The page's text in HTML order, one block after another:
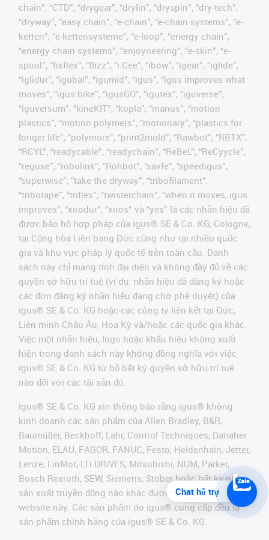
chain”, “CTD”, “drygear”, “drylin”, “dryspin”, “dry-tech”,
“dryway”, “easy chain”, “e-chain”, “e-chain systems”, “e-
ketten”, “e-kettensysteme”, “e-loop”, “energy chain”,
“energy chain systems”, “enjoyneering”, “e-skin”, “e-
spool”, “fixflex”, “flizz”, “i.Cee”, “ibow”, “igear”, “iglide”,
“iglidur”, “igubal”, “igumid”, “igus”, “igus improves what
moves”, “igus:bike”, “igusGO”, “igutex”, “iguverse”,
“iguversum”, “kineKIT”, “kopla”, “manus”, “motion
plastics”, “motion polymers”, “motionary”, “plastics for
longer life”, “polymore”, “print2mold”, “Rawbot”, “RBTX”,
“RCYL”, “readycable”, “readychain”, “ReBeL”, “ReCyycle”,
“reguse”, “robolink”, “Rohbot”, “savfe”, “speedigus”,
“superwise”, “take the dryway”, “tribofilament”,
“tribotape”, “triflex”, “twisterchain”, “when it moves, igus
improves”, “xirodur”, “xiros” và “yes” là các nhãn hiệu đã
được bảo hộ hợp pháp của igus® SE & Co. KG, Cologne,
tại Cộng hòa Liên bang Đức cũng như tại nhiều quốc
gia và khu vực pháp lý quốc tế trên toàn cầu. Danh
sách này chỉ mang tính đại diện và không đầy đủ về các
quyền sở hữu trí tuệ (ví dụ: nhãn hiệu đã đăng ký hoặc
các đơn đăng ký nhãn hiệu đang chờ phê duyệt) của
igus® SE & Co. KG hoặc các công ty liên kết tại Đức,
Liên minh Châu Âu, Hoa Kỳ và/hoặc các quốc gia khác.
Việc một nhãn hiệu, logo hoặc khẩu hiệu không xuất
hiện trong danh sách này không đồng nghĩa với việc
igus® SE & Co. KG từ bỏ bất kỳ quyền sở hữu trí tuệ
nào đối với các tài sản đó.
igus® SE & Co. KG xin thông báo rằng igus® không
kinh doanh các sản phẩm của Allen Bradley, B&R,
Baumüller, Beckhoff, Lahr, Control Techniques, Danaher
Motion, ELAU, FAGOR, FANUC, Festo, Heidenhain, Jetter,
Lenze, LinMot, LTi DRiVES, Mitsubishi, NUM, Parker,
Bosch Rexroth, SEW, Siemens, Stöber hoặc bất kỳ nhà
sản xuất truyền động nào khác được đề cập trên
website này. Các sản phẩm do igus® cung cấp đều là
sản phẩm chính hãng của igus® SE & Co. KG.
Chat hỗ trợ